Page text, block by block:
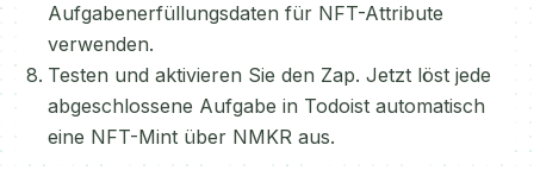
Aufgabenerfüllungsdaten für NFT-Attribute
verwenden.
Testen und aktivieren Sie den Zap. Jetzt löst jede
abgeschlossene Aufgabe in Todoist automatisch
eine NFT-Mint über NMKR aus.